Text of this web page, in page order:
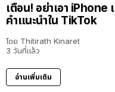
เตือน! อย่าเอา iPhone
คำแนะนำใน TikTok
โดย Thitirath Kinaret
3 วันที่แล้ว
อ่านเพิ่มเติม